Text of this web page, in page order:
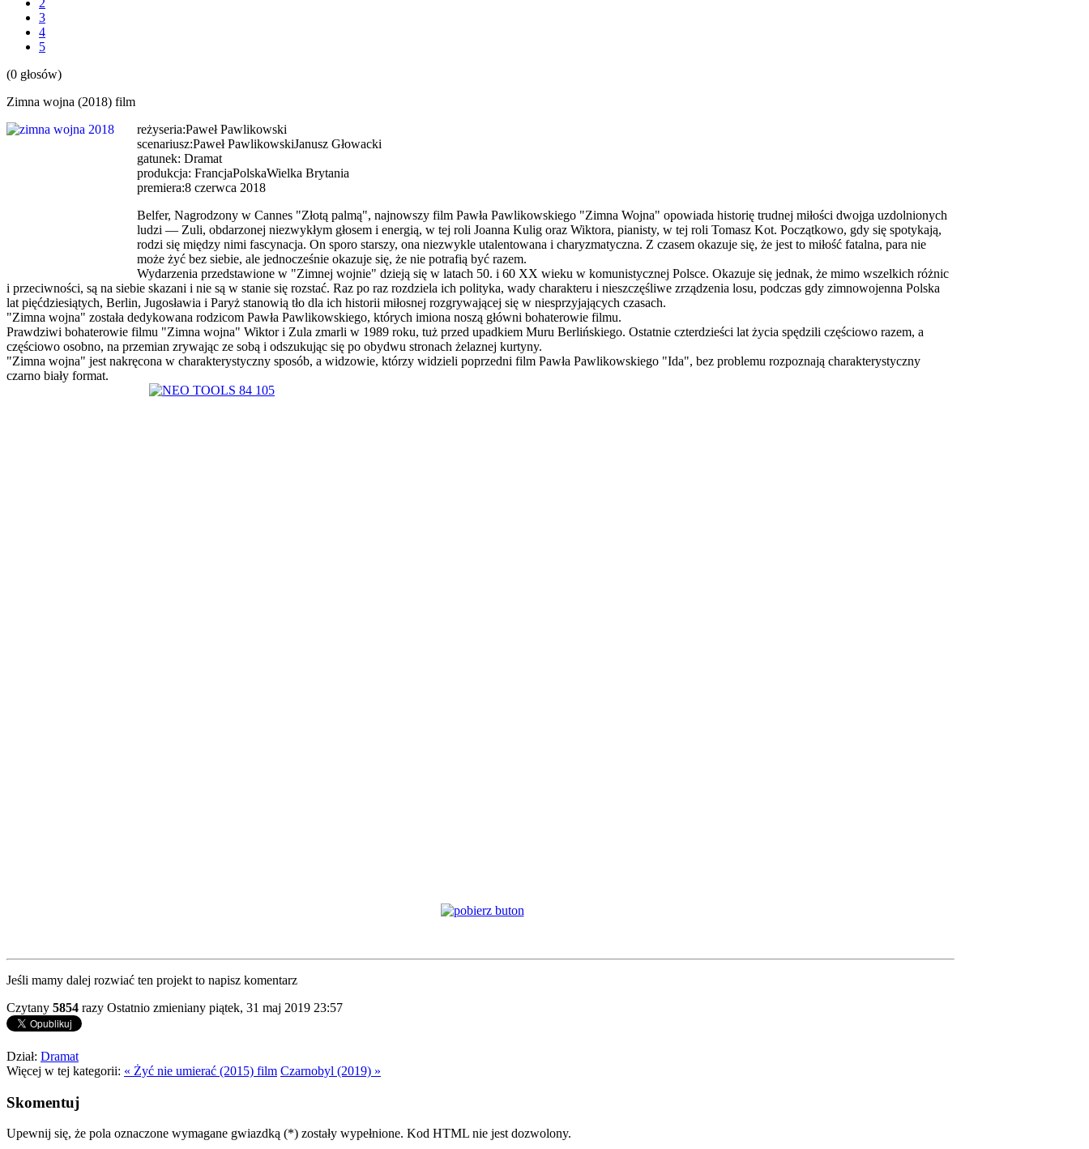
3
4
5
(0 głosów)
Zimna wojna (2018) film
reżyseria:Paweł Pawlikowski
scenariusz:Paweł PawlikowskiJanusz Głowacki
gatunek: Dramat
produkcja: FrancjaPolskaWielka Brytania
premiera:8 czerwca 2018
Belfer, Nagrodzony w Cannes "Złotą palmą", najnowszy film Pawła Pawlikowskiego "Zimna Wojna" opowiada historię trudnej miłości dwojga uzdolnionych
ludzi — Zuli, obdarzonej niezwykłym głosem i energią, w tej roli Joanna Kulig oraz Wiktora, pianisty, w tej roli Tomasz Kot. Początkowo, gdy się spotykają,
rodzi się między nimi fascynacja. On sporo starszy, ona niezwykle utalentowana i charyzmatyczna. Z czasem okazuje się, że jest to miłość fatalna, para nie
może żyć bez siebie, ale jednocześnie okazuje się, że nie potrafią być razem.
Wydarzenia przedstawione w "Zimnej wojnie" dzieją się w latach 50. i 60 XX wieku w komunistycznej Polsce. Okazuje się jednak, że mimo wszelkich różnic
i przeciwności, są na siebie skazani i nie są w stanie się rozstać. Raz po raz rozdziela ich polityka, wady charakteru i nieszczęśliwe zrządzenia losu, podczas gdy zimnowojenna Polska
lat pięćdziesiątych, Berlin, Jugosławia i Paryż stanowią tło dla ich historii miłosnej rozgrywającej się w niesprzyjających czasach.
"Zimna wojna" została dedykowana rodzicom Pawła Pawlikowskiego, których imiona noszą główni bohaterowie filmu.
Prawdziwi bohaterowie filmu "Zimna wojna" Wiktor i Zula zmarli w 1989 roku, tuż przed upadkiem Muru Berlińskiego. Ostatnie czterdzieści lat życia spędzili częściowo razem, a
częściowo osobno, na przemian zrywając ze sobą i odszukując się po obydwu stronach żelaznej kurtyny.
"Zimna wojna" jest nakręcona w charakterystyczny sposób, a widzowie, którzy widzieli poprzedni film Pawła Pawlikowskiego "Ida", bez problemu rozpoznają charakterystyczny
czarno biały format.
Jeśli mamy dalej rozwiać ten projekt to napisz komentarz
Czytany 5854 razy Ostatnio zmieniany piątek, 31 maj 2019 23:57
Dział: Dramat
Więcej w tej kategorii: « Żyć nie umierać (2015) film Czarnobyl (2019) »
Skomentuj
Upewnij się, że pola oznaczone wymagane gwiazdką (*) zostały wypełnione. Kod HTML nie jest dozwolony.